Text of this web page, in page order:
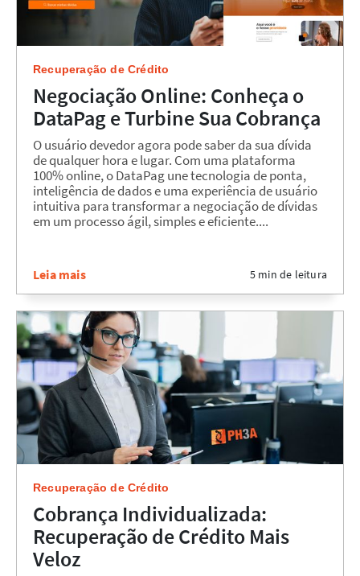
Recuperação de Crédito
Negociação Online: Conheça o
DataPag e Turbine Sua Cobrança
O usuário devedor agora pode saber da sua dívida
de qualquer hora e lugar. Com uma plataforma
100% online, o DataPag une tecnologia de ponta,
inteligência de dados e uma experiência de usuário
intuitiva para transformar a negociação de dívidas
em um processo ágil, simples e eficiente....
Leia mais 5 min de leitura
Recuperação de Crédito
Cobrança Individualizada:
Recuperação de Crédito Mais
Veloz